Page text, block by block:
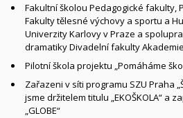
Fakultní školou Pedagogické fakulty,
Fakulty tělesné výchovy a sportu a
Univerzity Karlovy v Praze a
dramatiky Divadelní fakulty
Pilotní škola projektu „Pomáháme
Zařazeni v síti programu SZU Praha
jsme držitelem titulu „EKOŠKOLA“ a
„GLOBE“